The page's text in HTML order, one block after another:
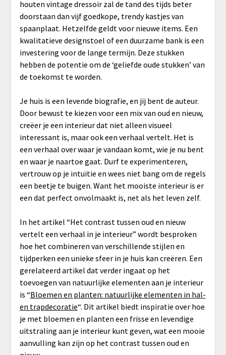
houten vintage dressoir zal de tand des tijds beter
doorstaan dan vijf goedkope, trendy kastjes van
spaanplaat. Hetzelfde geldt voor nieuwe items. Een
kwalitatieve designstoel of een duurzame bank is een
investering voor de lange termijn. Deze stukken
hebben de potentie om de ‘geliefde oude stukken’ van
de toekomst te worden.
Je huis is een levende biografie, en jij bent de auteur.
Door bewust te kiezen voor een mix van oud en nieuw,
creëer je een interieur dat niet alleen visueel
interessant is, maar ook een verhaal vertelt. Het is
een verhaal over waar je vandaan komt, wie je nu bent
en waar je naartoe gaat. Durf te experimenteren,
vertrouw op je intuïtie en wees niet bang om de regels
een beetje te buigen. Want het mooiste interieur is er
een dat perfect onvolmaakt is, net als het leven zelf.
In het artikel “Het contrast tussen oud en nieuw
vertelt een verhaal in je interieur” wordt besproken
hoe het combineren van verschillende stijlen en
tijdperken een unieke sfeer in je huis kan creëren. Een
gerelateerd artikel dat verder ingaat op het
toevoegen van natuurlijke elementen aan je interieur
is “Bloemen en planten: natuurlijke elementen in hal-
en trapdecoratie“. Dit artikel biedt inspiratie over hoe
je met bloemen en planten een frisse en levendige
uitstraling aan je interieur kunt geven, wat een mooie
aanvulling kan zijn op het contrast tussen oud en